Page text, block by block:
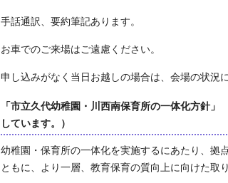
手話通訳、要約筆記あります。
お車でのご来場はご遠慮ください。
申し込みがなく当日お越しの場合は、会場の状況
「市立久代幼稚園・川西南保育所の一体化方針
しています。）
幼稚園・保育所の一体化を実施するにあたり、拠
ともに、より一層、教育保育の質向上に向けた取